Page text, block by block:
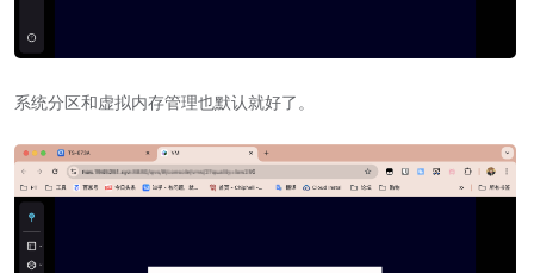
系统分区和虚拟内存管理也默认就好了。